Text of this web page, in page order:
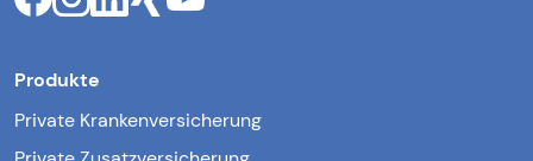
Produkte
Private Krankenversicherung